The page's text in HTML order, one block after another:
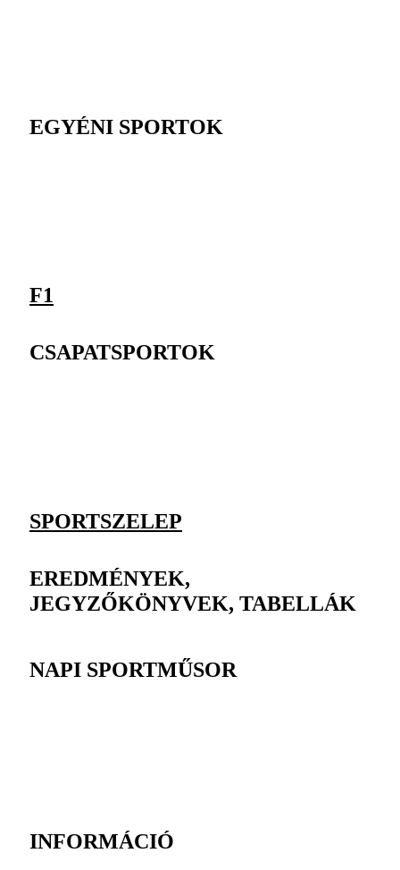
EGYÉNI SPORTOK
F1
CSAPATSPORTOK
SPORTSZELEP
EREDMÉNYEK,
JEGYZŐKÖNYVEK, TABELLÁK
NAPI SPORTMŰSOR
INFORMÁCIÓ